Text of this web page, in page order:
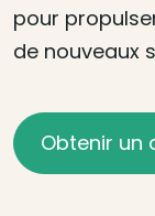
pour
de nouveaux
Obtenir un